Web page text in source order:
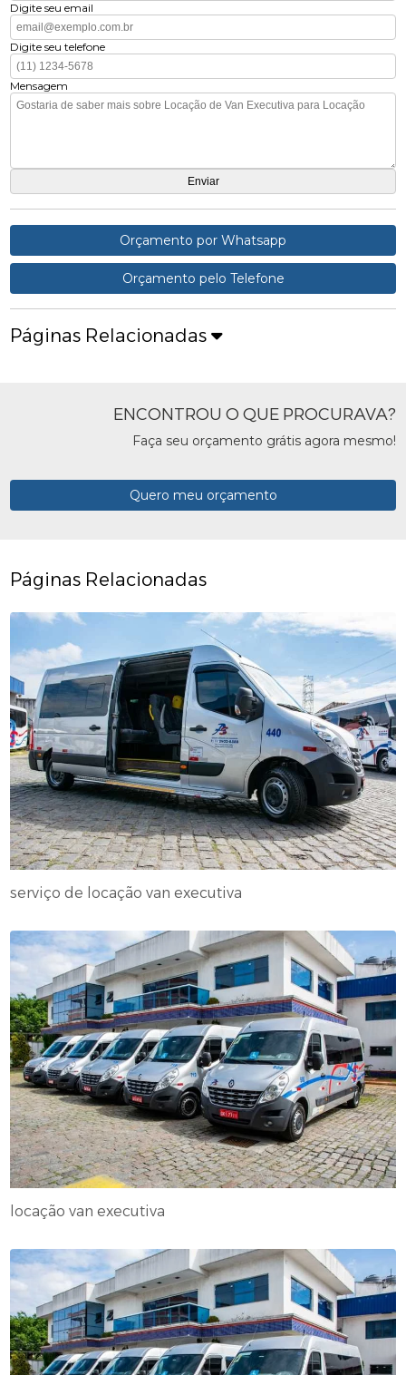
Digite seu email
Digite seu telefone
Mensagem
Orçamento por Whatsapp
Orçamento pelo Telefone
Páginas Relacionadas
ENCONTROU O QUE PROCURAVA?
Faça seu orçamento grátis agora mesmo!
Quero meu orçamento
Páginas Relacionadas
serviço de locação van executiva
locação van executiva